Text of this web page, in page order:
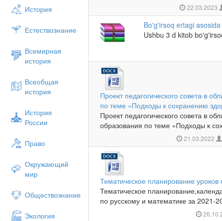
История
Естествознание
Всемирная
история
Всеобщая
история
История
России
Право
Окружающий
мир
Обществознание
Экология
22.03.2023
Bo'g'irsoq ertagi
Ushbu 3 d kitob
Проект педагогического совета в
по теме «Подходы к сохранению
Проект педагогического совета в
образования по теме «Подходы к
21.03.2022
Тематическое планирование уроков
Тематическое
по русскому и математике за 2021-